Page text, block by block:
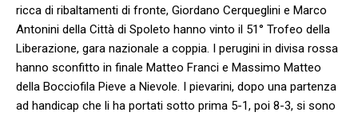
ricca di ribaltamenti di fronte, Giordano Cerqueglini e Marco
Antonini della Città di Spoleto hanno vinto il 51° Trofeo della
Liberazione, gara nazionale a coppia. I perugini in divisa rossa
hanno sconfitto in finale Matteo Franci e Massimo Matteo
della Bocciofila Pieve a Nievole. I pievarini, dopo una partenza
ad handicap che li ha portati sotto prima 5-1, poi 8-3, si sono